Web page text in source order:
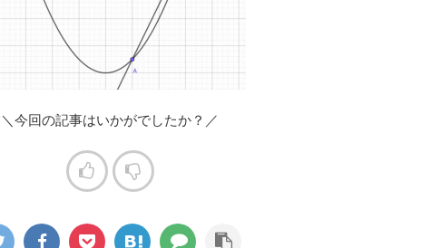
＼今回の記事はいかがでしたか？／